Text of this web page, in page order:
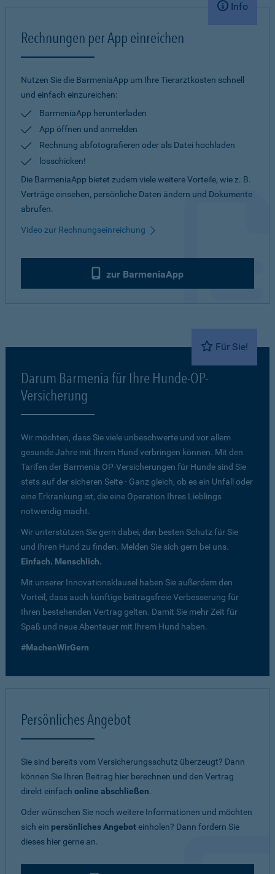
Info
Rechnungen per App einreichen
Nutzen Sie die BarmeniaApp um Ihre Tierarztkosten schnell
und einfach einzureichen:
BarmeniaApp herunterladen
App öffnen und anmelden
Rechnung abfotografieren oder als Datei hochladen
losschicken!
Die BarmeniaApp bietet zudem viele weitere Vorteile, wie z. B.
Verträge einsehen, persönliche Daten ändern und Dokumente
abrufen.
Video zur Rechnungseinreichung
zur BarmeniaApp
Für Sie!
Darum Barmenia für Ihre Hunde-OP-
Versicherung
Wir möchten, dass Sie viele unbeschwerte und vor allem
gesunde Jahre mit Ihrem Hund verbringen können. Mit den
Tarifen der Barmenia OP-Versicherungen für Hunde sind Sie
stets auf der sicheren Seite - Ganz gleich, ob es ein Unfall oder
eine Erkrankung ist, die eine Operation Ihres Lieblings
notwendig macht.
Wir unterstützen Sie gern dabei, den besten Schutz für Sie
und Ihren Hund zu finden. Melden Sie sich gern bei uns.
Einfach. Menschlich.
Mit unserer Innovationsklausel haben Sie außerdem den
Vorteil, dass auch künftige beitragsfreie Verbesserung für
Ihren bestehenden Vertrag gelten. Damit Sie mehr Zeit für
Spaß und neue Abenteuer mit Ihrem Hund haben.
#MachenWirGern
Persönliches Angebot
Sie sind bereits vom Versicherungsschutz überzeugt? Dann
können Sie Ihren Beitrag hier berechnen und den Vertrag
direkt einfach online abschließen.
Oder wünschen Sie noch weitere Informationen und möchten
sich ein persönliches Angeboteinholen? Dann fordern Sie
dieses hier gerne an.